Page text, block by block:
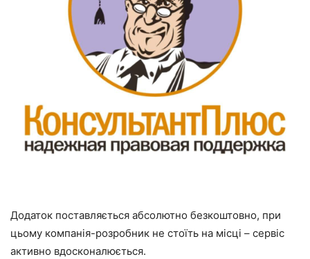
Додаток поставляється абсолютно безкоштовно, при
цьому компанія-розробник не стоїть на місці – сервіс
активно вдосконалюється.